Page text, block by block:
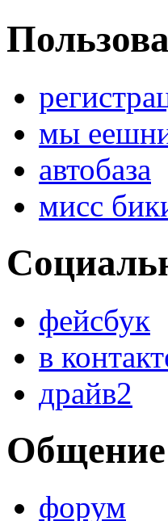
мы
автобаза
мисс
фейсбук
в
драйв2
Общение
форум